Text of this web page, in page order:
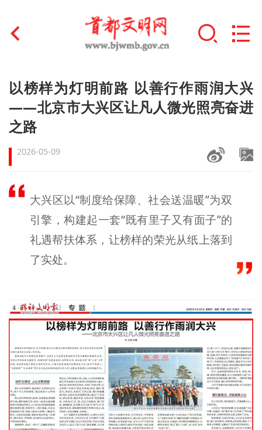
首页
文明创建
+
文明实践
文明培育
+
未成年人思想道德建设
榜样人物
身边好人
北京宣传文化引导基金
宣传思想文化人才
专题
资料库
+
以榜样为灯明前路 以善行作雨润大兴
——北京市大兴区让凡人微光照亮奋进
之路
2026-05-09
大兴区以“制度给保障、社会送温暖”为双
引擎，构建起一套“既有里子又有面子”的
礼遇帮扶体系，让榜样的荣光从纸上落到
了实处。